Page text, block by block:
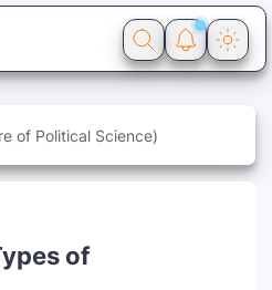
of Political Science)
of